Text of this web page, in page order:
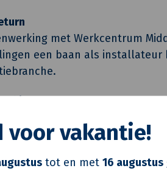
voor vakantie!
tot en met 16 augustus
met Werkcentrum
een baan als installateur
Installatietechniek
elektrotechniek.